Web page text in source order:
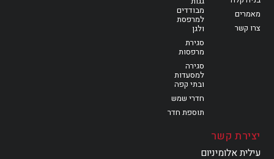
מאמרים
צרו קשר
מבודדים
למרפסת
ולגן
סגירת
מרפסות
סגירה
למסעדות
ובתי קפה
חדרי שמש
תוספת חדר
יצירת קשר
עילית אלומיניום